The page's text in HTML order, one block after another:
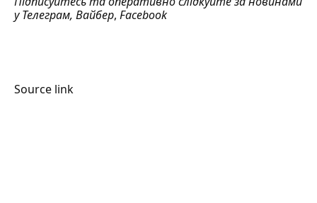
уТелеграм, Вайбер, Facebook
Source link